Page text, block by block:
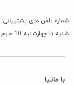
شماره تلفن های پشتیبانی:
شنبه تا چهارشنبه 10 صبح تا 5 عصر و پنجشنبه 10 صبح تا 1 بعد از ظهر
با ماتیا